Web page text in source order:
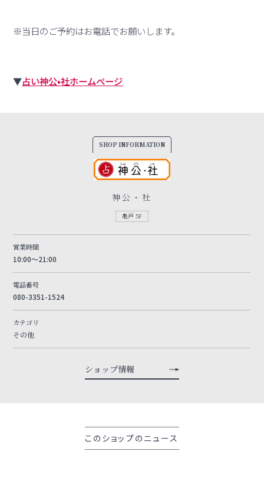
※当日のご予約はお電話でお願いします。
▼占い神公•社ホームページ
SHOP INFORMATION
神公・社
亀戸 5F
営業時間
10:00～21:00
電話番号
080-3351-1524
カテゴリ
その他
ショップ情報
このショップのニュース